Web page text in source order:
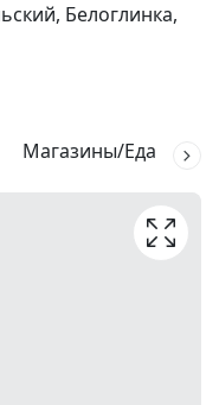
Белоглинка,
Магазины/Еда